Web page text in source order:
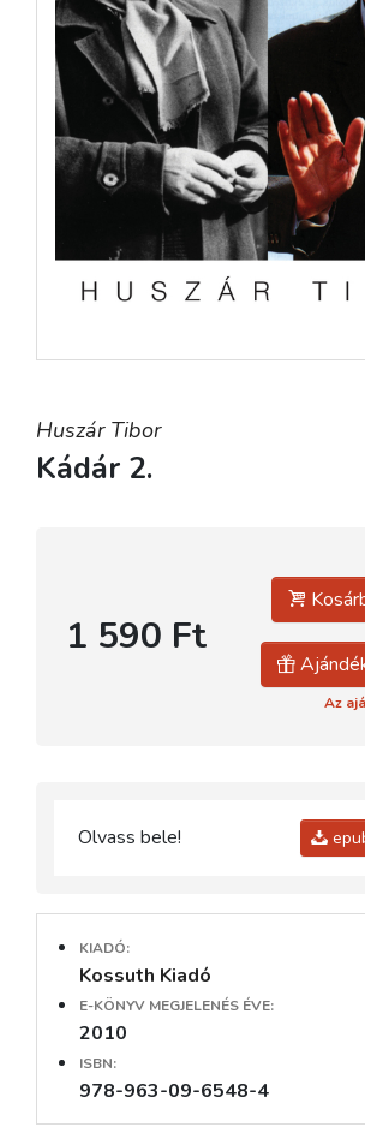
Huszár Tibor
Kádár 2.
1 590 Ft
Az
Olvass bele!
KIADÓ:
Kossuth Kiadó
E-KÖNYV MEGJELENÉS ÉVE:
2010
ISBN:
978-963-09-6548-4